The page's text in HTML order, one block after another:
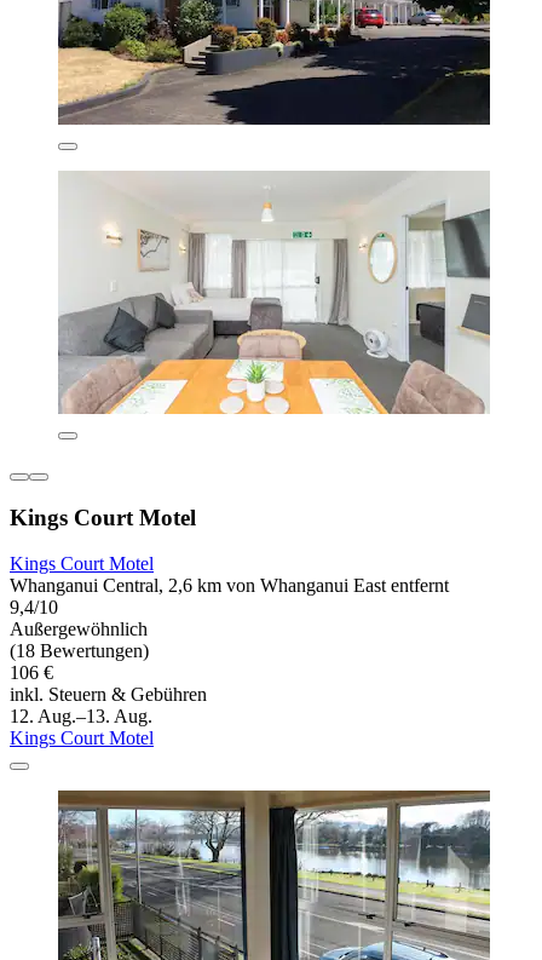
Kings Court Motel
Kings Court Motel
Whanganui Central, 2,6 km von Whanganui East entfernt
9,4/10
Außergewöhnlich
(18 Bewertungen)
106 €
inkl. Steuern & Gebühren
12. Aug.–13. Aug.
Kings Court Motel